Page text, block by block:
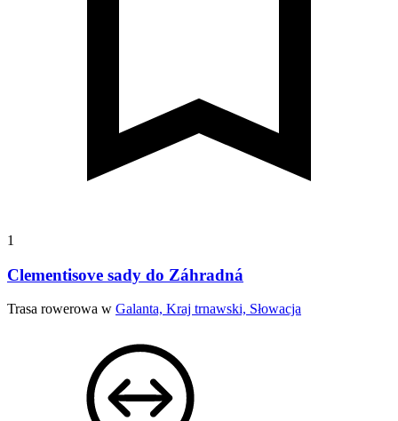
1
Clementisove sady do Záhradná
Trasa rowerowa w Galanta, Kraj trnawski, Słowacja